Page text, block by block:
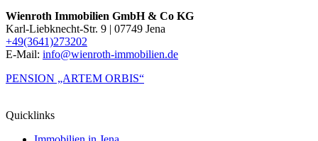
Wienroth Immobilien GmbH & Co KG
Karl-Liebknecht-Str. 9 | 07749 Jena
+49(3641)273202
E-Mail: info@wienroth-immobilien.de
PENSION „ARTEM ORBIS“
Quicklinks